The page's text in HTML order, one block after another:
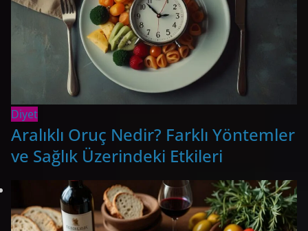
Diyet
Aralıklı Oruç Nedir? Farklı Yöntemler
ve Sağlık Üzerindeki Etkileri